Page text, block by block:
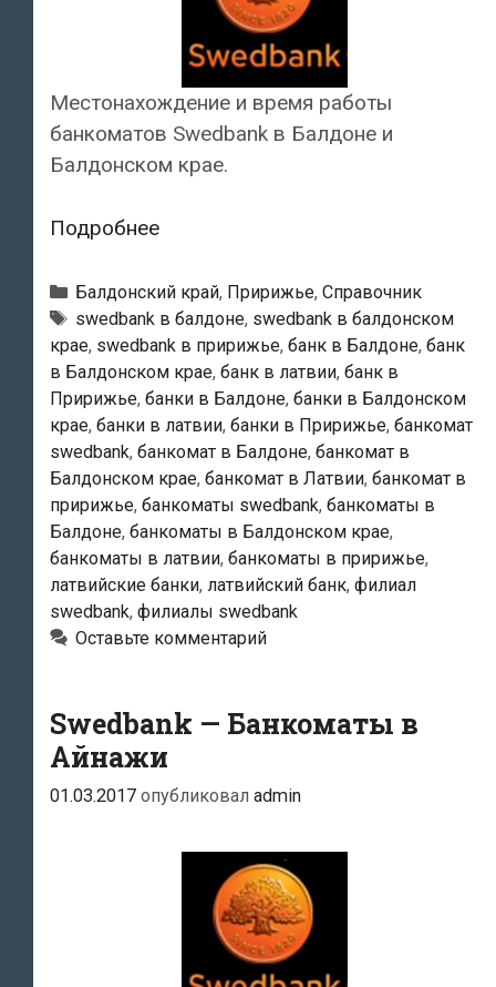
Местонахождение и время работы
банкоматов Swedbank в Балдоне и
Балдонском крае.
ПодробнееSwedbank
Банкоматы
в
Балдоне
Рубрики
Балдонский край, Пририжье, Справочник
Тэги
swedbank в балдоне, swedbank в балдонском
крае, swedbank в пририжье, банк в Балдоне, банк
в Балдонском крае, банк в латвии, банк в
Пририжье, банки в Балдоне, банки в Балдонском
крае, банки в латвии, банки в Пририжье, банкомат
swedbank, банкомат в Балдоне, банкомат в
Балдонском крае, банкомат в Латвии, банкомат в
пририжье, банкоматы swedbank, банкоматы в
Балдоне, банкоматы в Балдонском крае,
банкоматы в латвии, банкоматы в пририжье,
латвийские банки, латвийский банк, филиал
swedbank, филиалы swedbank
Оставьте комментарий
Swedbank — Банкоматы в
Айнажи
01.03.2017 опубликовал admin